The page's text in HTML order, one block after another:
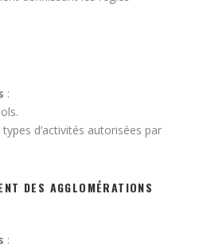
:
d’activités autorisées par
DES AGGLOMÉRATIONS
: